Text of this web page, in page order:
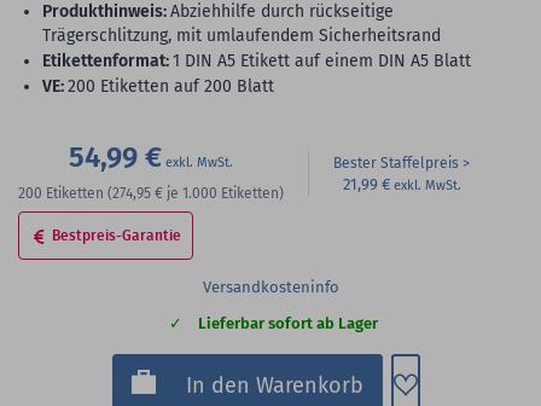
Produkthinweis:Abziehhilfe durch rückseitige
Trägerschlitzung, mit umlaufendem Sicherheitsrand
Etikettenformat:1 DIN A5 Etikett auf einem DIN A5 Blatt
VE:200 Etiketten auf 200 Blatt
54,99 €
200 Etiketten (274,95 € je 1.000 Etiketten)
Bester Staffelpreis
21,99 €
Bestpreis-Garantie
Versandkosteninfo
Lieferbar sofort ab Lager
In den Warenkorb Zum